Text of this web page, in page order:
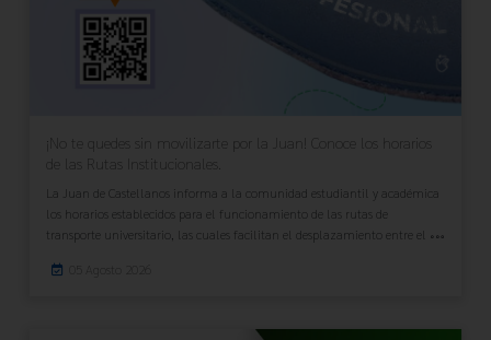
¡No te quedes sin movilizarte por la Juan! Conoce los horarios
de las Rutas Institucionales.
La Juan de Castellanos informa a la comunidad estudiantil y académica
los horarios establecidos para el funcionamiento de las rutas de
transporte universitario, las cuales facilitan el desplazamiento entre el